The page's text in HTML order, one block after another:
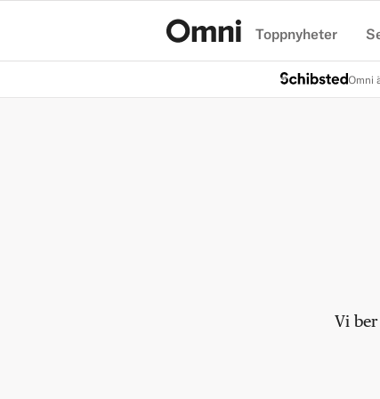
Toppnyheter
Omni
Vi